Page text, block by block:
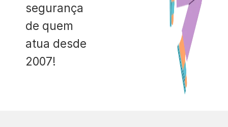
segurança
de quem
atua desde
2007!